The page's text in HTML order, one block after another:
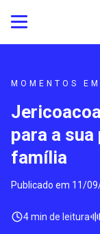
MOMENTOS
para a
família
Publicado em 11/
4 min de leitura